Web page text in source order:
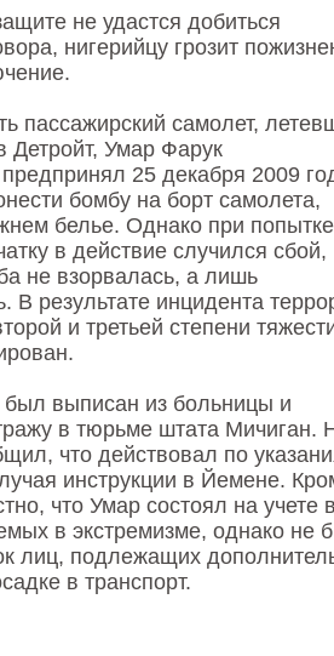
не удастся добиться
нигерийцу грозит
пассажирский самолет,
Детройт, Умар Фарук
25 декабря 2009
бомбу на борт самолета,
белье. Однако при попытке
в действие случился сбой,
не взорвалась, а лишь
В результате инцидента
и третьей степени
был выписан из больницы и
в тюрьме штата Мичиган.
что действовал по
инструкции в Йемене.
что Умар состоял на учете
в экстремизме, однако не
лиц, подлежащих
в транспорт.